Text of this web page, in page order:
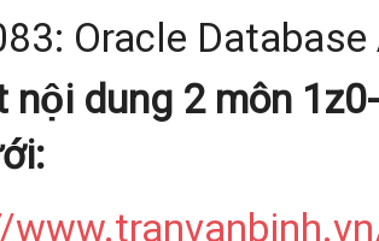
Oracle
nội dung 2 môn